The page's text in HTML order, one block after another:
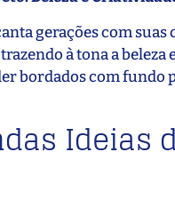
gerações com
à tona a beleza
bordados com
Ideias